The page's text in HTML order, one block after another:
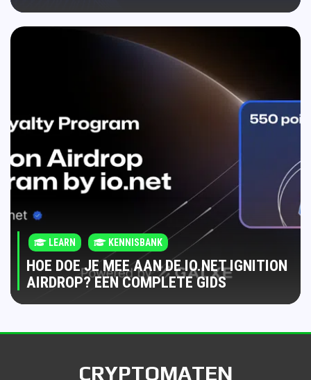
LEARN KENNISBANK
HOE DOE JE MEE AAN DE IO.NET IGNITION
AIRDROP? EEN COMPLETE GIDS
CRYPTOMATEN